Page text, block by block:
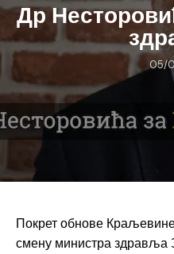
Др
05/
Покрет обнове
смену министра здравља